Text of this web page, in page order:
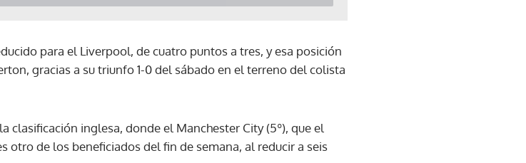
para el Liverpool, de cuatro puntos a tres, y esa posición
gracias a su triunfo 1-0 del sábado en el terreno del colista
inglesa, donde el Manchester City (5º), que el
otro de los beneficiados del fin de semana, al reducir a seis